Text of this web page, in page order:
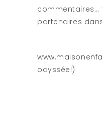
commentaires…
partenaires
odyssée!)